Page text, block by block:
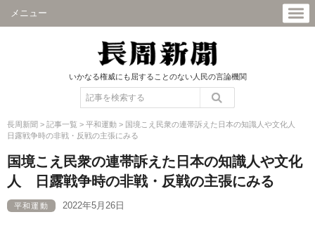
メニュー
いかなる権威にも屈することのない人民の言論機関
長周新聞 > 記事一覧 > 平和運動 > 国境こえ民衆の連帯訴えた日本の知識人や文化人
日露戦争時の非戦・反戦の主張にみる
国境こえ民衆の連帯訴えた日本の知識人や文化
人 日露戦争時の非戦・反戦の主張にみる
平和運動 2022年5月26日